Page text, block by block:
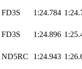
FD3S 1:24.784
FD3S 1:24.896
ND5RC 1:24.943